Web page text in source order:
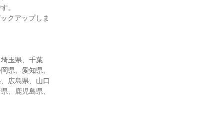
。
クアップしま
玉県、千葉
県、愛知県、
広島県、山口
、鹿児島県、